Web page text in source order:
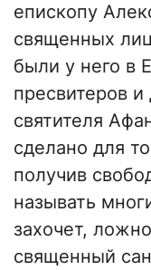
епископу
священных
были у него в
пресвитеров
святителя
сделано для
получив
называть
захочет,
священный